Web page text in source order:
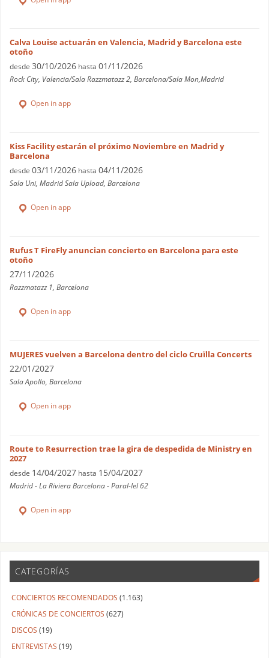
Calva Louise actuarán en Valencia, Madrid y Barcelona este
otoño
desde 30/10/2026 hasta 01/11/2026
Rock City, Valencia/Sala Razzmatazz 2, Barcelona/Sala Mon,Madrid
Open in app
Kiss Facility estarán el próximo Noviembre en Madrid y
Barcelona
desde 03/11/2026 hasta 04/11/2026
Sala Uni, Madrid Sala Upload, Barcelona
Open in app
Rufus T FireFly anuncian concierto en Barcelona para este
otoño
27/11/2026
Razzmatazz 1, Barcelona
Open in app
MUJERES vuelven a Barcelona dentro del ciclo Cruïlla Concerts
22/01/2027
Sala Apollo, Barcelona
Open in app
Route to Resurrection trae la gira de despedida de Ministry en
2027
desde 14/04/2027 hasta 15/04/2027
Madrid - La Riviera Barcelona - Paral-lel 62
Open in app
CATEGORÍAS
CONCIERTOS RECOMENDADOS (1.163)
CRÓNICAS DE CONCIERTOS (627)
DISCOS (19)
ENTREVISTAS (19)